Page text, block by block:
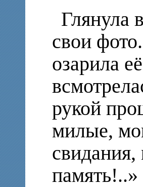
Глянула
свои
озарила
рукой
милые,
память!..»